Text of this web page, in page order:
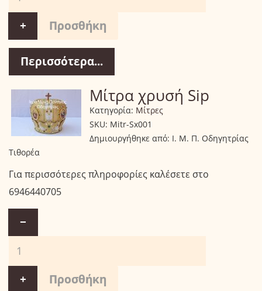
+
Περισσότερα...
Μίτρα χρυσή Sip
Κατηγορία: Μίτρες
SKU: Mitr-Sx001
Δημιουργήθηκε από: Ι. Μ. Π. Οδηγητρίας
Τιθορέα
Για περισσότερες πληροφορίες καλέσετε στο
6946440705
−
+